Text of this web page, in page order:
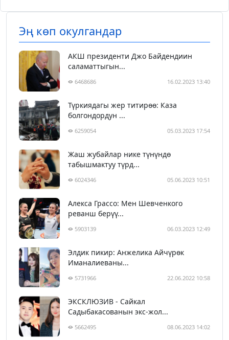
Эң көп окулгандар
АКШ президенти Джо Байдендиин
саламаттыгын...
6468686 16.02.2023 13:40
Түркиядагы жер титирөө: Каза
болгондордун ...
6259054 05.03.2023 17:54
Жаш жубайлар нике түнүндө
табышмактуу түрд...
6024346 05.06.2023 10:51
Алекса Грассо: Мен Шевченкого
реванш берүү...
5903139 06.03.2023 12:49
Элдик пикир: Анжелика Айчүрөк
Иманалиеваны...
5731966 22.06.2022 10:58
ЭКСКЛЮЗИВ - Сайкал
Садыбакасованын экс-жол...
5662495 08.06.2023 14:02